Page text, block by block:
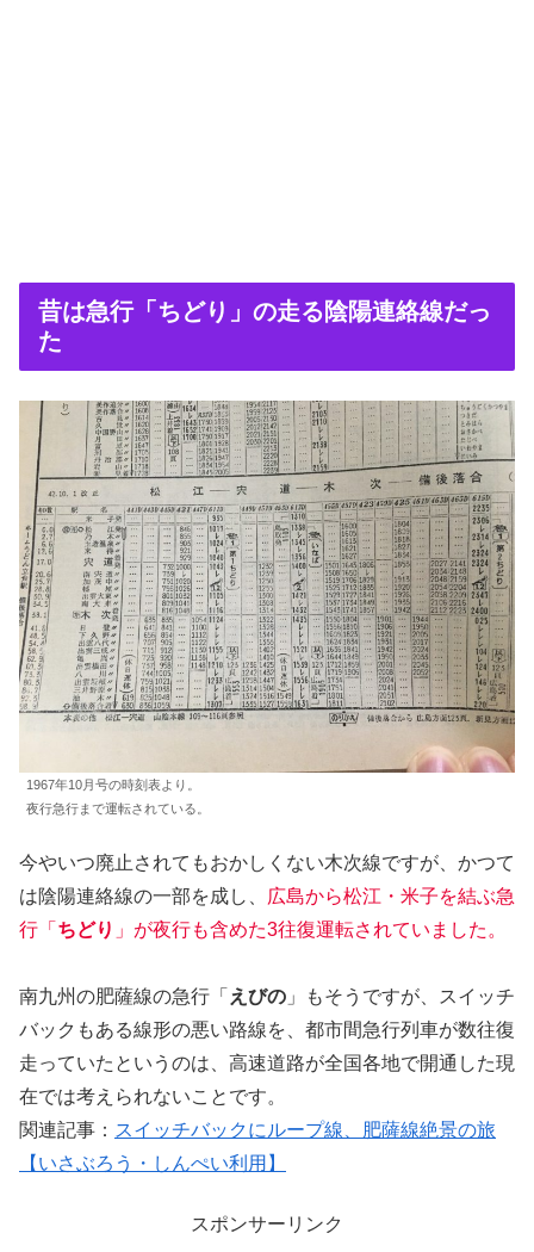
昔は急行「ちどり」の走る陰陽連絡線だっ
た
1967年10月号の時刻表より。
夜行急行まで運転されている。
今やいつ廃止されてもおかしくない木次線ですが、かつて
は陰陽連絡線の一部を成し、 広島から松江・米子を結ぶ急
行「 ちどり 」が夜行も含めた3往復運転されていました。
南九州の肥薩線の急行「 えびの 」もそうですが、スイッチ
バックもある線形の悪い路線を、都市間急行列車が数往復
走っていたというのは、高速道路が全国各地で開通した現
在では考えられないことです。
関連記事： スイッチバックにループ線、肥薩線絶景の旅
【いさぶろう・しんぺい利用】
スポンサーリンク